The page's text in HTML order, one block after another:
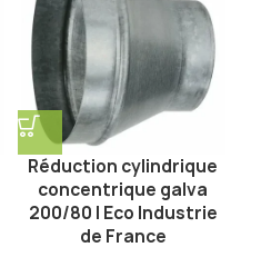
Réduction cylindrique
concentrique galva
200/80 | Eco Industrie
de France